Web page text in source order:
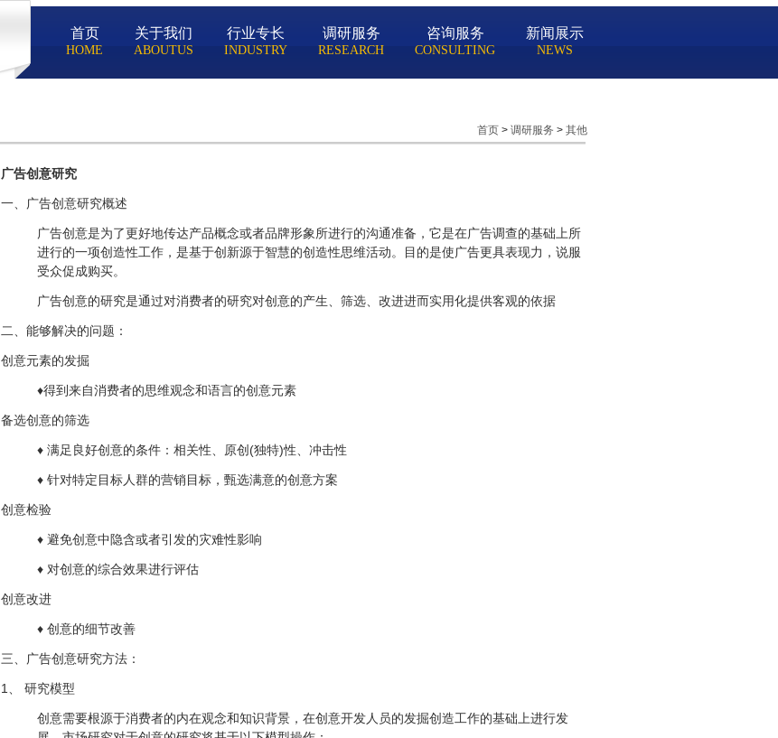
首页
HOME
关于我们
ABOUTUS
行业专长
INDUSTRY
调研服务
RESEARCH
咨询服务
CONSULTING
新闻展示
NEWS
首页 > 调研服务 > 其他
广告创意研究
一、广告创意研究概述
广告创意是为了更好地传达产品概念或者品牌形象所进行的沟通准备，它是在广告调查的基础上所
进行的一项创造性工作，是基于创新源于智慧的创造性思维活动。目的是使广告更具表现力，说服
受众促成购买。
广告创意的研究是通过对消费者的研究对创意的产生、筛选、改进进而实用化提供客观的依据
二、能够解决的问题：
创意元素的发掘
♦得到来自消费者的思维观念和语言的创意元素
备选创意的筛选
♦ 满足良好创意的条件：相关性、原创(独特)性、冲击性
♦ 针对特定目标人群的营销目标，甄选满意的创意方案
创意检验
♦ 避免创意中隐含或者引发的灾难性影响
♦ 对创意的综合效果进行评估
创意改进
♦ 创意的细节改善
三、广告创意研究方法：
1、 研究模型
创意需要根源于消费者的内在观念和知识背景，在创意开发人员的发掘创造工作的基础上进行发